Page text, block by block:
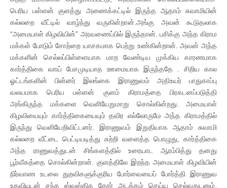
பெரிய பள்ளன் குளத்து அணைக்கட்டில் இருந்த ஆதாம் சுவாமியின்
கல்லறை வீட்டில் வாழ்ந்து வருகின்றான்.அங்கு அவன் கூடுதலாக
“அமையாள் கிழவியின்” அரவணைப்பில் இருந்தான். பசிக்கு அந்த கிராம
மக்கள் போடும் சோற்றை யாசகமாக பெற்று உண்கின்றான். அவன் அந்த
மக்களின் செல்லப்பிள்ளையாக மாற வேண்டிய முக்கிய காரணமாக
கார்த்திகை வாய் பேசமுடியாத ஊமையாக இருந்ததே . சிறிய கால
ஓட்டங்களின் பின்னர் இலங்கை இராணுவம் அதிஉயர் பாதுகாப்பு
வலயமாக பெரிய பள்ளன் குளம் கிராமத்தை பிரகடனப்படுத்தி
அங்கிருந்த மக்களை வெளியேறுமாறு சொல்கின்றது. அமையாள்
கிழவியையும் கார்த்திகையையும் தவிர எல்லோருமே அந்த கிராமத்தில்
இருந்து வெளியேறிவிட்டனர். இராணுவம் இறுதியாக ஆதாம் சுவாமி
கல்லறை வீட்டை பெட்டியடித்து சுற்றி வளைத்த பொழுது, கார்த்திகை
அந்த ராணுவத்துடன் சிங்களத்தில் உரையாட ஆரம்பித்து தனது
பூர்வீகத்தை சொல்கின்றான். குளத்திலே இறந்த அமையாள் கிழவியின்
நிர்வாண உடலை துறவிகளுக்குரிய போர்வையைப் போர்த்தி இராணுவ
உதவியுடன் சந்த ஸ்வஸ்திக தேரர் அடக்கம் செய்ய செல்வதுடனும்,